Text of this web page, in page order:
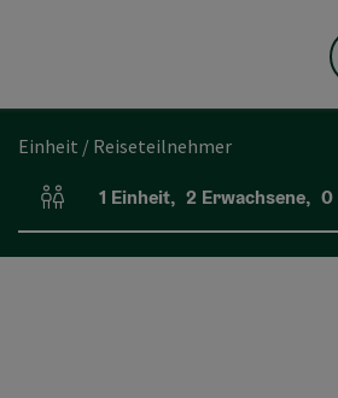
Einheit / Reiseteilnehmer
Einheitenanzahl und Personenfelder
1 Einheit, 2 Erwachsene, 0